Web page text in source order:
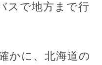
スで地方まで行
かに、北海道の